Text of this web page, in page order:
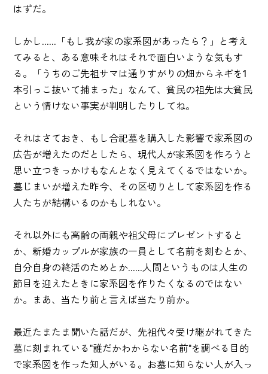
はずだ。
しかし......「もし我が家の家系図があったら？」と考え
てみると、ある意味それはそれで面白いような気もす
る。「うちのご先祖サマは通りすがりの畑からネギを1
本引っこ抜いて捕まった」なんて、貧民の祖先は大貧民
という情けない事実が判明したりしてね。
それはさておき、もし合祀墓を購入した影響で家系図の
広告が増えたのだとしたら、現代人が家系図を作ろうと
思い立つきっかけもなんとなく見えてくるではないか。
墓じまいが増えた昨今、その区切りとして家系図を作る
人たちが結構いるのかもしれない。
それ以外にも高齢の両親や祖父母にプレゼントすると
か、新婚カップルが家族の一員として名前を刻むとか、
自分自身の終活のためとか......人間というものは人生の
節目を迎えたときに家系図を作りたくなるのではない
か。まあ、当たり前と言えば当たり前か。
最近たまたま聞いた話だが、先祖代々受け継がれてきた
墓に刻まれている"誰だかわからない名前"を調べる目的
で家系図を作った知人がいる。お墓に知らない人が入っ